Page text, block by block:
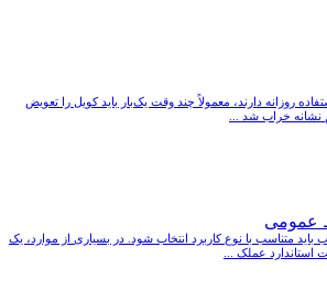
روزانه دارند، معمولاً چند وقت یک‌بار باید کویل را تعویض
نشانه خراب شد ...
عمومی
متناسب با نوع کاربرد انتخاب شود. در بسیاری از موارد، یک
استاندارد عملک ...